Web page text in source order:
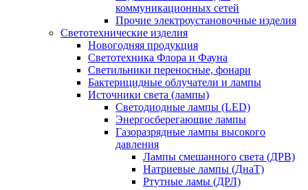
коммуникационных сетей
Прочие электроустановочные изделия
Светотехнические изделия
Новогодняя продукция
Светотехника Флора и Фауна
Светильники переносные, фонари
Бактерицидные облучатели и лампы
Источники света (лампы)
Светодиодные лампы (LED)
Энергосберегающие лампы
Газоразрядные лампы высокого
давления
Лампы смешанного света (ДРВ)
Натриевые лампы (ДнаТ)
Ртутные ламы (ДРЛ)